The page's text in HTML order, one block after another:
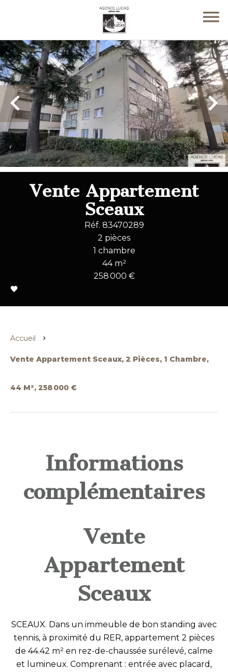
Vente Appartement
Sceaux
Réf. 83470289
2 pièces
1 chambre
44 m²
258 000 €
Accueil
Vente Appartement Sceaux, 2 Pièces, 1 Chambre,
44 M², 258 000 €
Informations
complémentaires
Vente
Appartement
Sceaux
SCEAUX. Dans un immeuble de bon standing avec
tennis, à proximité du RER, appartement 2 pièces
de 44.42 m² en rez-de-chaussée surélevé, calme
et lumineux. Comprenant : entrée avec placard,